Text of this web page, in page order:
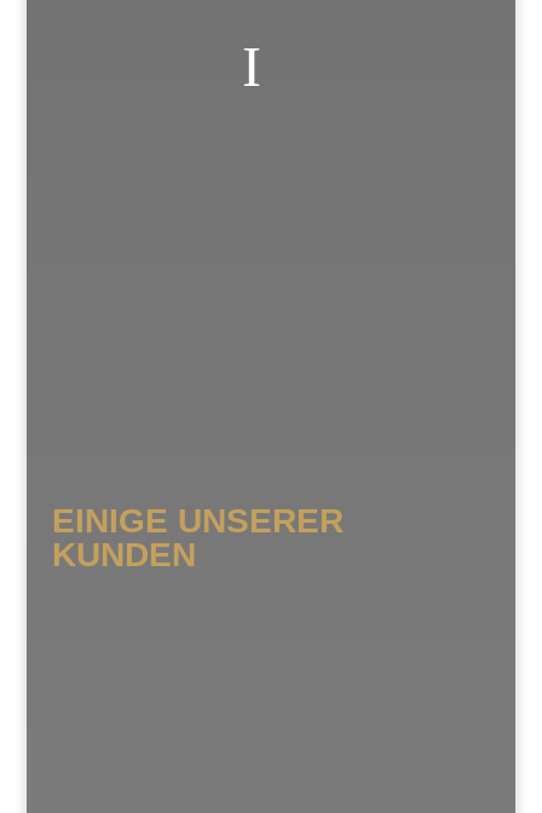
EINIGE UNSERER
KUNDEN